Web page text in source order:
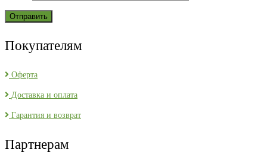
Покупателям
Оферта
Доставка и оплата
Гарантия и возврат
Партнерам